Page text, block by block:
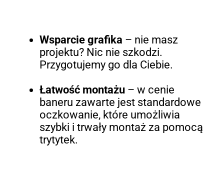
Wsparcie grafika – nie masz
projektu? Nic nie szkodzi.
Przygotujemy go dla Ciebie.
Łatwość montażu – w cenie
baneru zawarte jest standardowe
oczkowanie, które umożliwia
szybki i trwały montaż za pomocą
trytytek.